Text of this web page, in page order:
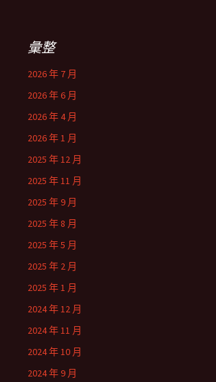
彙整
2026 年 7 月
2026 年 6 月
2026 年 4 月
2026 年 1 月
2025 年 12 月
2025 年 11 月
2025 年 9 月
2025 年 8 月
2025 年 5 月
2025 年 2 月
2025 年 1 月
2024 年 12 月
2024 年 11 月
2024 年 10 月
2024 年 9 月